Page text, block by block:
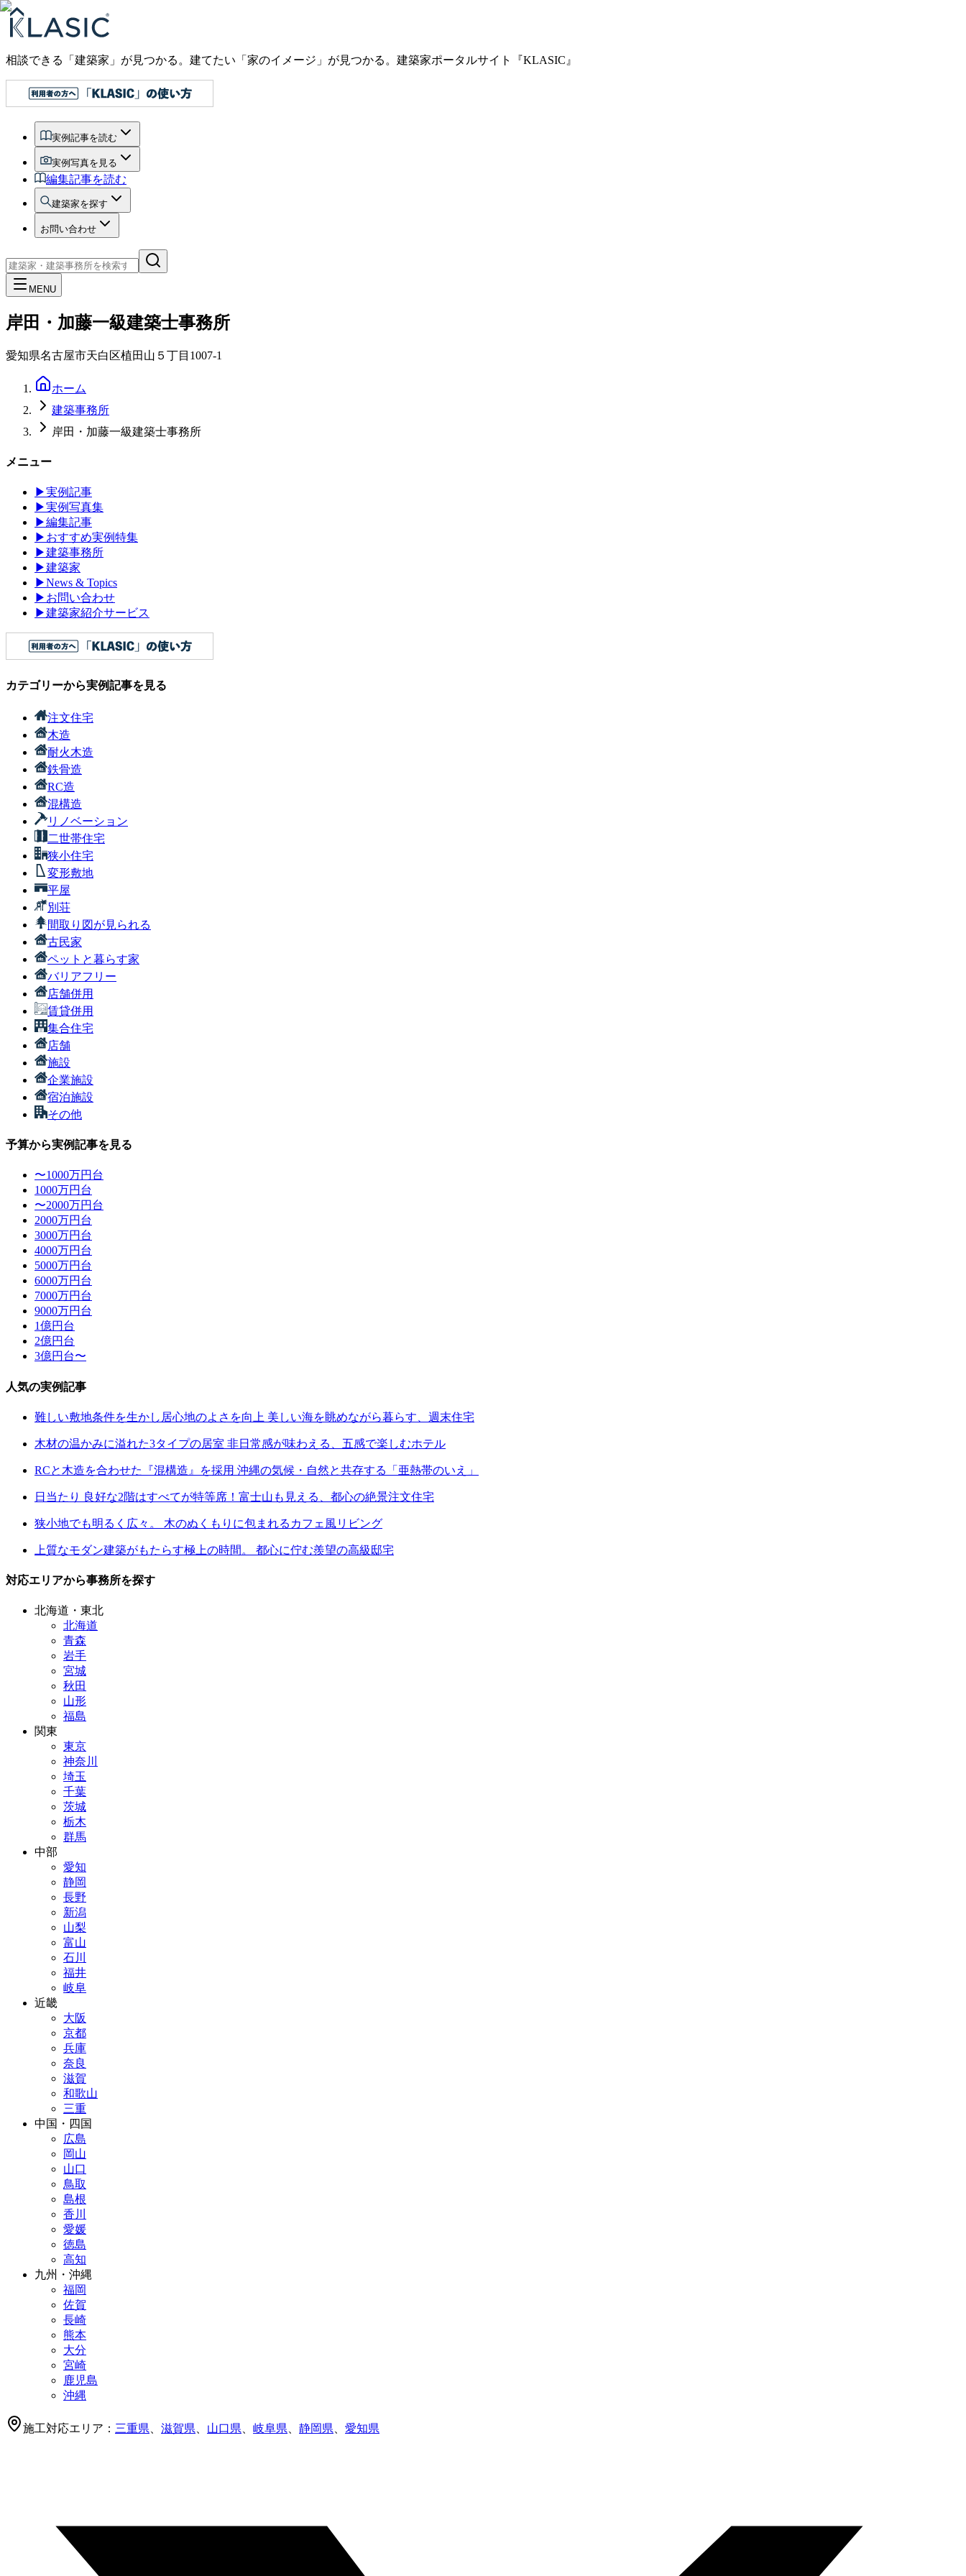
相談できる「建築家」が見つかる。建てたい「家のイメージ」が見つかる。 建築家ポータルサイト『KLASIC』
実例記事を読む
実例写真を見る
編集記事を読む
建築家を探す
お問い合わせ
MENU
岸田・加藤一級建築士事務所
愛知県名古屋市天白区植田山５丁目1007-1
ホーム
建築事務所
岸田・加藤一級建築士事務所
メニュー
▶実例記事
▶実例写真集
▶編集記事
▶ おすすめ実例特集
▶建築事務所
▶建築家
▶News & Topics
▶ お問い合わせ
▶建築家紹介サービス
カテゴリーから実例記事を見る
注文住宅
木造
耐火木造
鉄骨造
RC造
混構造
リノベーション
二世帯住宅
狭小住宅
変形敷地
平屋
別荘
間取り図が見られる
古民家
ペットと暮らす家
バリアフリー
店舗併用
賃貸併用
集合住宅
店舗
施設
企業施設
宿泊施設
その他
予算から実例記事を見る
〜1000万円台
1000万円台
〜2000万円台
2000万円台
3000万円台
4000万円台
5000万円台
6000万円台
7000万円台
9000万円台
1億円台
2億円台
3億円台〜
人気の実例記事
難しい敷地条件を生かし居心地のよさを向上 美しい海を眺めながら暮らす、週末住宅
木材の温かみに溢れた3タイプの居室 非日常感が味わえる、五感で楽しむホテル
RCと木造を合わせた『混構造』を採用 沖縄の気候・自然と共存する「亜熱帯のいえ」
日当たり 良好な2階はすべてが特等席！富士山も見える、都心の絶景注文住宅
狭小地でも明るく広々。 木のぬくもりに包まれるカフェ風リビング
上質なモダン建築がもたらす極上の時間。 都心に佇む羨望の高級邸宅
対応エリアから事務所を探す
北海道・東北
北海道
青森
岩手
宮城
秋田
山形
福島
関東
東京
神奈川
埼玉
千葉
茨城
栃木
群馬
中部
愛知
静岡
長野
新潟
山梨
富山
石川
福井
岐阜
近畿
大阪
京都
兵庫
奈良
滋賀
和歌山
三重
中国・四国
広島
岡山
山口
鳥取
島根
香川
愛媛
徳島
高知
九州・沖縄
福岡
佐賀
長崎
熊本
大分
宮崎
鹿児島
沖縄
施工対応エリア： 三重県、 滋賀県、 山口県、 岐阜県、 静岡県、 愛知県